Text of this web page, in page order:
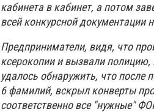
кабинета в кабинет, а потом
всей конкурсной документации
Предприниматели, видя, что
ксерокопии и вызвали полицию,
удалось обнаружить, что после
6 фамилий, вскрыл конверты
соответственно все "нужные"